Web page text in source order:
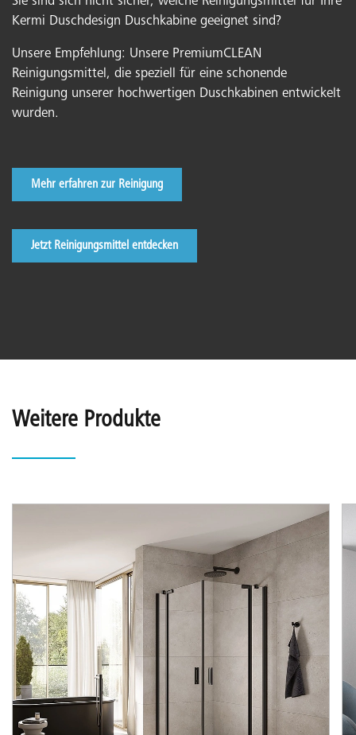
Kermi Duschdesign Duschkabine geeignet sind?
Unsere Empfehlung: Unsere PremiumCLEAN
Reinigungsmittel, die speziell für eine schonende
Reinigung unserer hochwertigen Duschkabinen entwickelt
wurden.
Mehr erfahren zur Reinigung
Jetzt Reinigungsmittel entdecken
Weitere Produkte